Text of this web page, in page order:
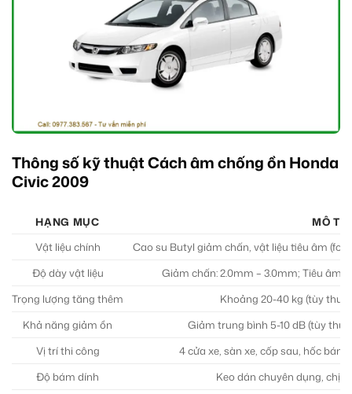
Thông số kỹ thuật Cách âm chống ồn Honda
Civic 2009
HẠNG MỤC
MÔ TẢ
Vật liệu chính
Cao su Butyl giảm chấn, vật liệu tiêu âm
Độ dày vật liệu
Giảm chấn: 2.0mm – 3.0mm; Tiêu âm:
Trọng lượng tăng thêm
Khoảng 20-40 kg (tùy
Khả năng giảm ồn
Giảm trung bình 5-10 dB (tùy
Vị trí thi công
4 cửa xe, sàn xe, cốp sau, hốc
Độ bám dính
Keo dán chuyên dụng,